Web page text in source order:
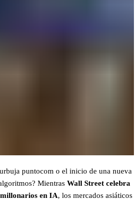
puntocom o el inicio de una nueva
Mientras Wall Street celebra
en IA, los mercados asiáticos